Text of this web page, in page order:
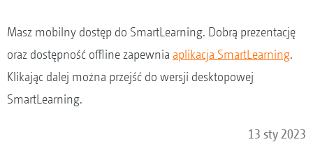
Masz mobilny dostęp do SmartLearning. Dobrą prezentację
oraz dostępność offline zapewnia aplikacja SmartLearning.
Klikając dalej można przejść do wersji desktopowej
SmartLearning.
13 sty 2023